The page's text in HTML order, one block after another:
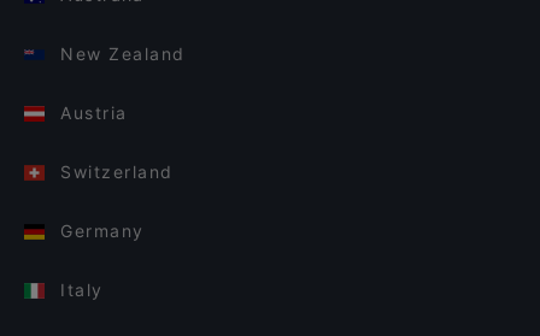
New Zealand
Austria
Switzerland
Germany
Italy